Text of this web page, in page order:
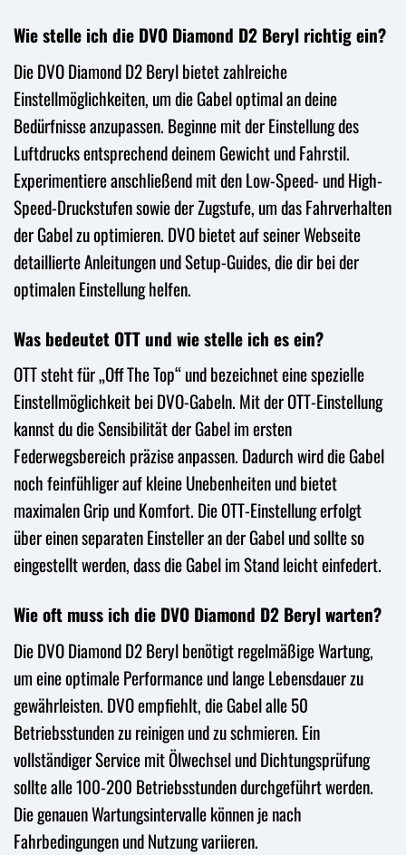
Wie stelle ich die DVO Diamond D2 Beryl richtig ein?
Die DVO Diamond D2 Beryl bietet zahlreiche
Einstellmöglichkeiten, um die Gabel optimal an deine
Bedürfnisse anzupassen. Beginne mit der Einstellung des
Luftdrucks entsprechend deinem Gewicht und Fahrstil.
Experimentiere anschließend mit den Low-Speed- und High-
Speed-Druckstufen sowie der Zugstufe, um das Fahrverhalten
der Gabel zu optimieren. DVO bietet auf seiner Webseite
detaillierte Anleitungen und Setup-Guides, die dir bei der
optimalen Einstellung helfen.
Was bedeutet OTT und wie stelle ich es ein?
OTT steht für „Off The Top“ und bezeichnet eine spezielle
Einstellmöglichkeit bei DVO-Gabeln. Mit der OTT-Einstellung
kannst du die Sensibilität der Gabel im ersten
Federwegsbereich präzise anpassen. Dadurch wird die Gabel
noch feinfühliger auf kleine Unebenheiten und bietet
maximalen Grip und Komfort. Die OTT-Einstellung erfolgt
über einen separaten Einsteller an der Gabel und sollte so
eingestellt werden, dass die Gabel im Stand leicht einfedert.
Wie oft muss ich die DVO Diamond D2 Beryl warten?
Die DVO Diamond D2 Beryl benötigt regelmäßige Wartung,
um eine optimale Performance und lange Lebensdauer zu
gewährleisten. DVO empfiehlt, die Gabel alle 50
Betriebsstunden zu reinigen und zu schmieren. Ein
vollständiger Service mit Ölwechsel und Dichtungsprüfung
sollte alle 100-200 Betriebsstunden durchgeführt werden.
Die genauen Wartungsintervalle können je nach
Fahrbedingungen und Nutzung variieren.